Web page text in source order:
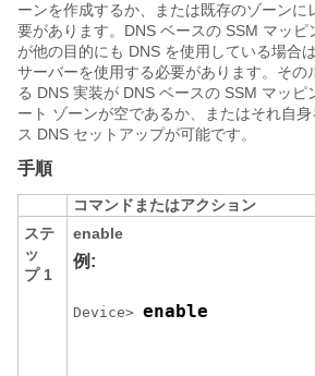
ーンを作成するか、または既存のゾーンに
要があります。DNS ベースの SSM マッピ
が他の目的にも DNS を使用している場合
サーバーを使用する必要があります。その
る DNS 実装が DNS ベースの SSM マッピ
ート ゾーンが空であるか、またはそれ自
ス DNS セットアップが可能です。
手順
コマンドまたはアクション
ステ
ッ
プ 1
enable
例:
Device> enable